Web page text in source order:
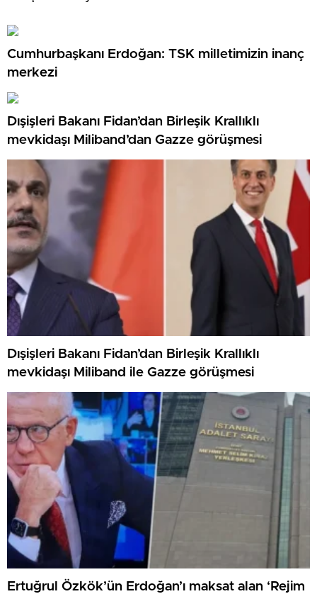
Cumhurbaşkanı Erdoğan: TSK milletimizin inanç
merkezi
Dışişleri Bakanı Fidan’dan Birleşik Krallıklı
mevkidaşı Miliband’dan Gazze görüşmesi
Dışişleri Bakanı Fidan’dan Birleşik Krallıklı
mevkidaşı Miliband ile Gazze görüşmesi
Ertuğrul Özkök’ün Erdoğan’ı maksat alan ‘Rejim